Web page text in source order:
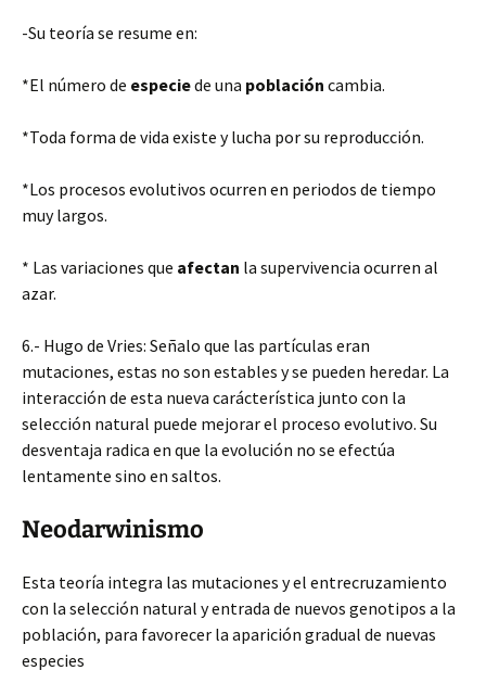
-Su teoría se resume en:
*El número de especiede una población cambia.
*Toda forma de vida existe y lucha por su reproducción.
*Los procesos evolutivos ocurren en periodos de tiempo
muy largos.
* Las variaciones que afectan la supervivencia ocurren al
azar.
6.- Hugo de Vries: Señalo que las partículas eran
mutaciones, estas no son estables y se pueden heredar. La
interacción de esta nueva carácterística junto con la
selección natural puede mejorar el proceso evolutivo. Su
desventaja radica en que la evolución no se efectúa
lentamente sino en saltos.
Neodarwinismo
Esta teoría integra las mutaciones y el entrecruzamiento
con la selección natural y entrada de nuevos genotipos a la
población, para favorecer la aparición gradual de nuevas
especies